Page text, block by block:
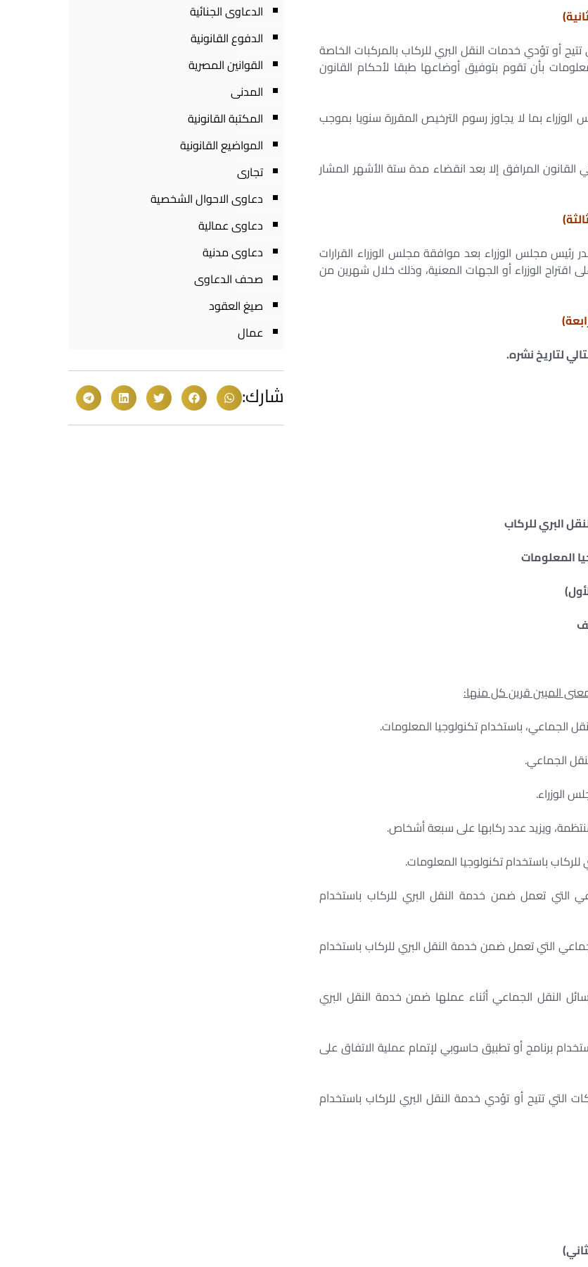
أو تؤدي خدمات النقل البري للركاب بالمركبات الخاصة
بأن تقوم بتوفيق أوضاعها طبقا لأحكام القانون
بما لا يجاوز رسوم الترخيص المقررة سنويا بموجب
المرافق إلا بعد انقضاء مدة ستة الأشهر المشار
مجلس الوزراء بعد موافقة مجلس الوزراء القرارات
اقتراح الوزراء أو الجهات المعنية، وذلك خلال شهرين من
لتاريخ نشره.
البري للركاب
المعلومات
المبين قرين كل منها:
الجماعي، باستخدام تكنولوجيا المعلومات.
الجماعي.
الوزراء.
ويزيد عدد ركابها على سبعة أشخاص.
باستخدام تكنولوجيا المعلومات.
التي تعمل ضمن خدمة النقل البري للركاب باستخدام
التي تعمل ضمن خدمة النقل البري للركاب باستخدام
النقل الجماعي أثناء عملها ضمن خدمة النقل البري
برنامج أو تطبيق حاسوبي لإتمام عملية الاتفاق على
التي تتيح أو تؤدي خدمة النقل البري للركاب باستخدام
الدعاوى الجنائية
الدفوع القانونية
القوانين المصرية
المدنى
المكتبة القانونية
المواضيع القانونية
تجارى
دعاوى الاحوال الشخصية
دعاوى عمالية
دعاوى مدنية
صحف الدعاوى
صيغ العقود
عمال
شارك: